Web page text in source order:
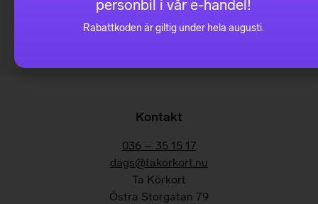
det finns mycket att tänka på vid framförandet av en
husbil som inte gäller för vanligt b-körkort.
Kontakt
036 – 35 15 17
dags@takorkort.nu
Ta Körkort
Östra Storgatan 79
personbil i vår e-handel!
Rabattkoden är giltig under hela augusti.